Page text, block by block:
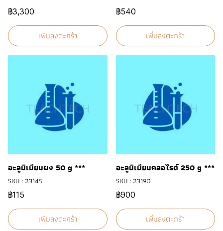
฿3,300
เพิ่มลงตะกร้า
฿540
เพิ่มลงตะกร้า
อะลูมิเนียมผง 50 g ***
SKU : 23145
฿115
เพิ่มลงตะกร้า
อะลูมิเนียมคลอไรด์ 250 g ***
SKU : 23190
฿900
เพิ่มลงตะกร้า